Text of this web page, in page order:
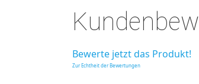
Bewerte jetzt das Produkt!
Zur Echtheit der Bewertungen